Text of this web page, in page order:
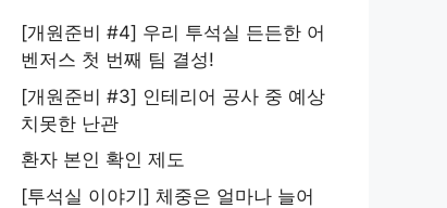
[개원준비 #4] 우리 투석실 든든한 어
벤저스 첫 번째 팀 결성!
[개원준비 #3] 인테리어 공사 중 예상
치못한 난관
환자 본인 확인 제도
[투석실 이야기] 체중은 얼마나 늘어